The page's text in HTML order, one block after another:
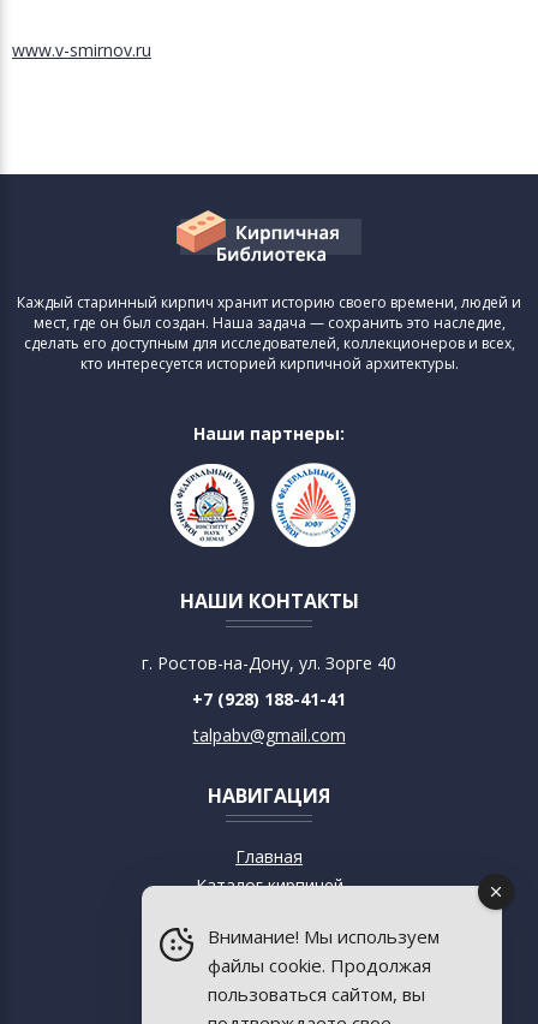
www.v-smirnov.ru
Каждый старинный кирпич хранит историю своего времени, людей и
мест, где он был создан. Наша задача — сохранить это наследие,
сделать его доступным для исследователей, коллекционеров и всех,
кто интересуется историей кирпичной архитектуры.
Наши партнеры:
НАШИ КОНТАКТЫ
г. Ростов-на-Дону, ул. Зорге 40
+7 (928) 188-41-41
talpabv@gmail.com
НАВИГАЦИЯ
Главная
Каталог кирпичей
О музее
Современный дизайн
Старинная архитектура
Внимание! Мы используем
файлы cookie. Продолжая
пользоваться сайтом, вы